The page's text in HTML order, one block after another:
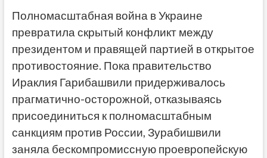
Полномасштабная война в Украине
превратила скрытый конфликт между
президентом и правящей партией в открытое
противостояние. Пока правительство
Ираклия Гарибашвили придерживалось
прагматично-осторожной, отказываясь
присоединиться к полномасштабным
санкциям против России, Зурабишвили
заняла бескомпромиссную проевропейскую